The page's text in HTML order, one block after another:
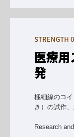
STRENGTH
医療
発
極細線のコ
き）の試作、
Research